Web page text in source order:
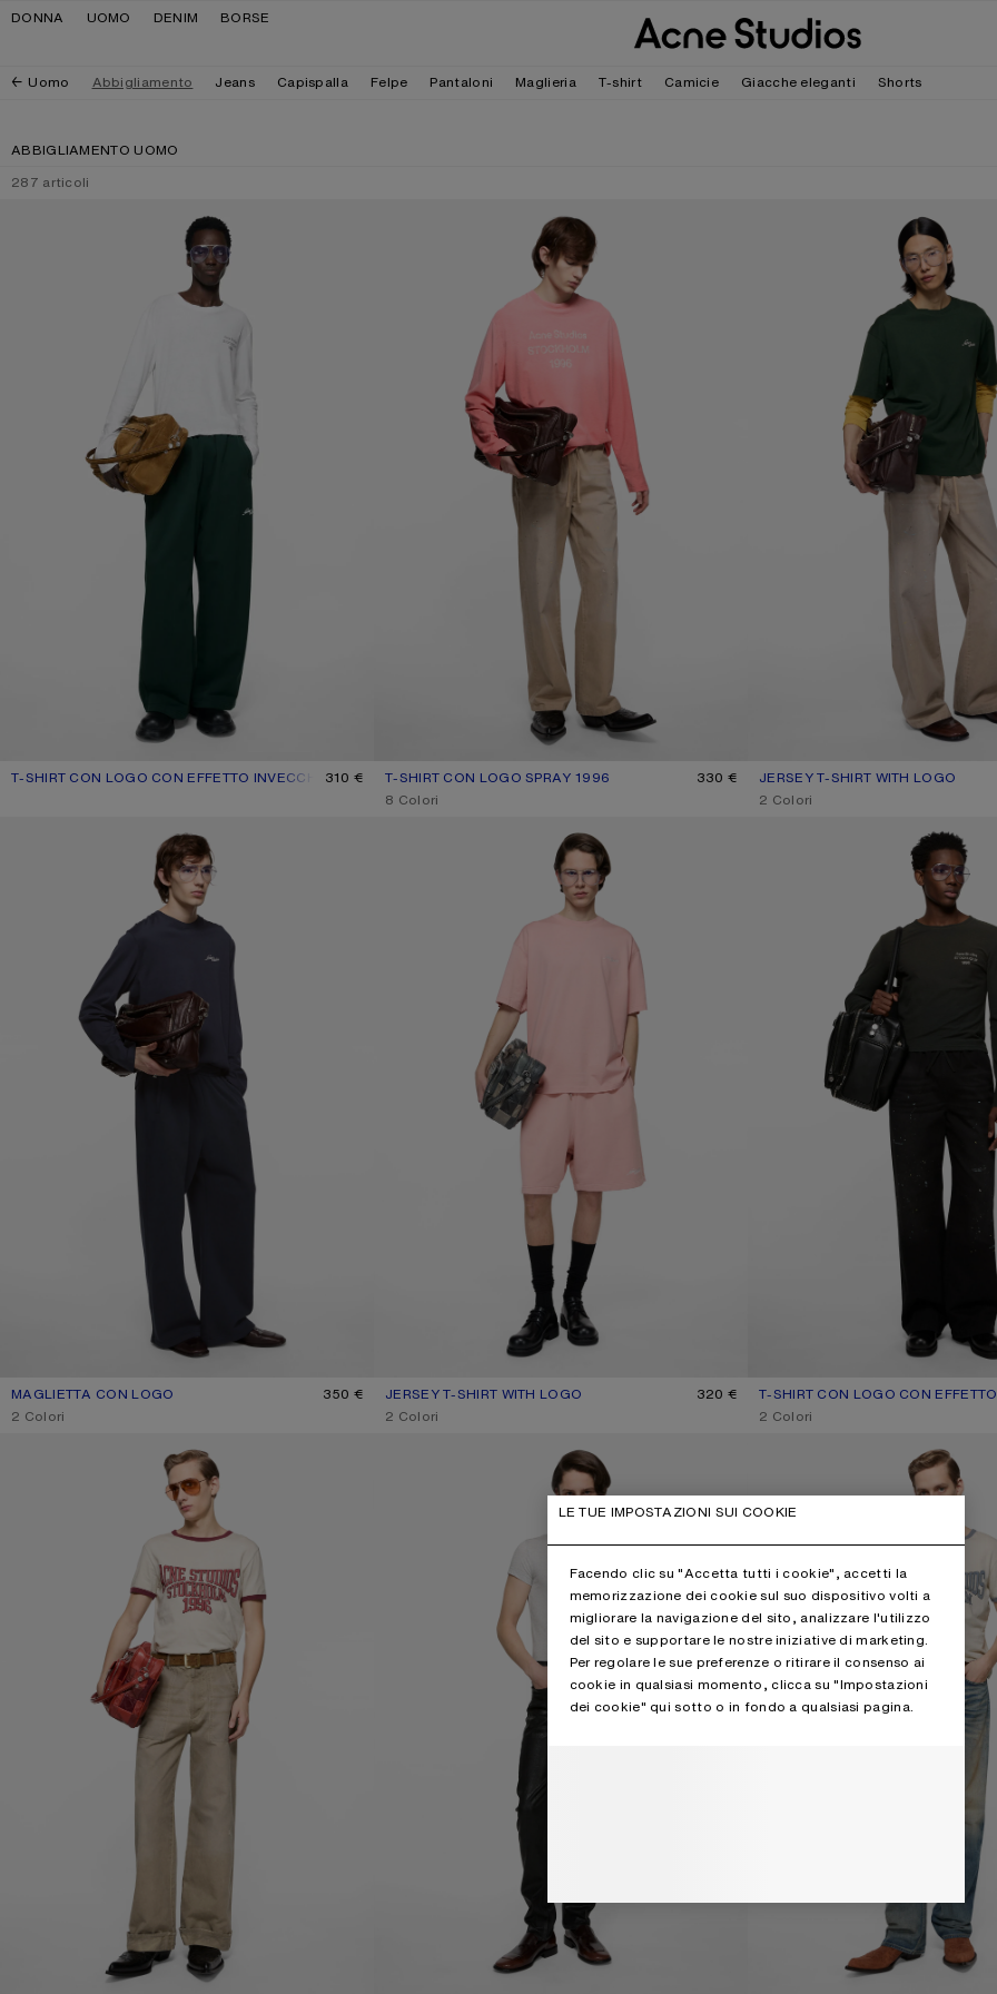
Salta alla navigazione
Salta al contenuto principale
Salta al piè di pagina
DONNA UOMO DENIM BORSE
Uomo Abbigliamento Jeans Capispalla Felpe Pantaloni Maglieria T-shirt Camicie Giacche eleganti Shorts
ABBIGLIAMENTO UOMO
287 articoli
T-SHIRT CON LOGO CON EFFETTO INVECCHIATO
COLORE ATTUALE: BIANCO SPORCO
PREZZO: 310 €. 310 € T-SHIRT CON LOGO SPRAY 1996
COLORE ATTUALE: ROSA TANGO
PREZZO: 330 €.
330 €
,8 Colori
JERSEY T-SHIRT WITH LOGO
COLORE ATTUALE: DARK GREEN
PREZZO: 320 €.
,2 Colori
MAGLIETTA CON LOGO
COLORE ATTUALE: DARK NAVY
PREZZO: 350 €.
350 €
,2 Colori
JERSEY T-SHIRT WITH LOGO
COLORE ATTUALE: FADED PINK
PREZZO: 320 €.
320 €
,2 Colori
T-SHIRT CON LOGO CON EFFETTO
T-SHIRT CON LOGO CON
COLORE ATTUALE: NERO
PREZZO: 310 €.
,2 Colori
LE TUE IMPOSTAZIONI SUI COOKIE
Facendo clic su "Accetta tutti i cookie", accetti la
memorizzazione dei cookie sul suo dispositivo volti a
migliorare la navigazione del sito, analizzare l'utilizzo
del sito e supportare le nostre iniziative di marketing.
Per regolare le sue preferenze o ritirare il consenso ai
cookie in qualsiasi momento, clicca su "Impostazioni
dei cookie" qui sotto o in fondo a qualsiasi pagina.